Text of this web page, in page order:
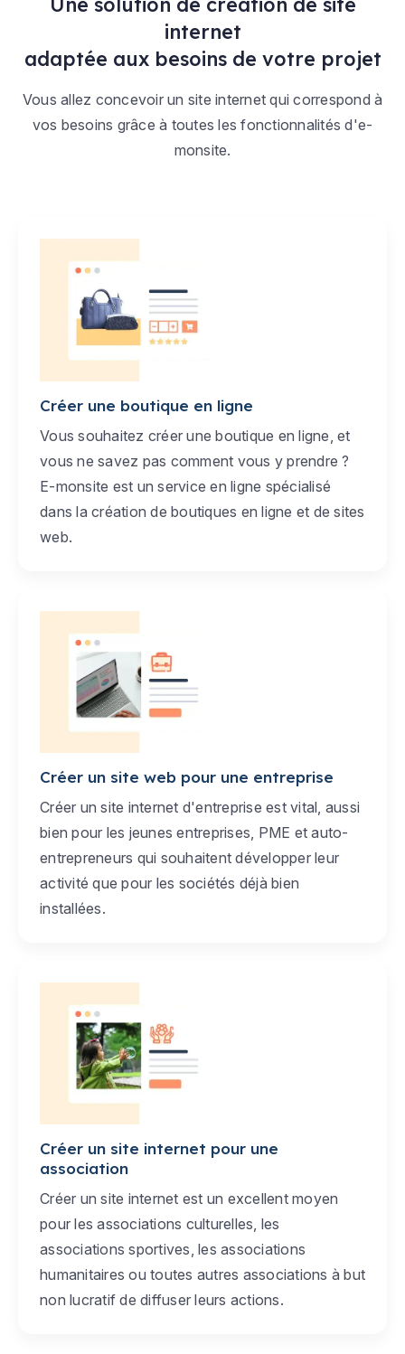
internet
adaptée aux besoins de votre projet
Vous allez concevoir un site internet qui correspond à
vos besoins grâce à toutes les fonctionnalités d'e-
monsite.
Créer une boutique en ligne
Vous souhaitez créer une boutique en ligne, et
vous ne savez pas comment vous y prendre ?
E-monsite est un service en ligne spécialisé
dans la création de boutiques en ligne et de sites
web.
Créer un site web pour une entreprise
Créer un site internet d'entreprise est vital, aussi
bien pour les jeunes entreprises, PME et auto-
entrepreneurs qui souhaitent développer leur
activité que pour les sociétés déjà bien
installées.
Créer un site internet pour une
association
Créer un site internet est un excellent moyen
pour les associations culturelles, les
associations sportives, les associations
humanitaires ou toutes autres associations à but
non lucratif de diffuser leurs actions.